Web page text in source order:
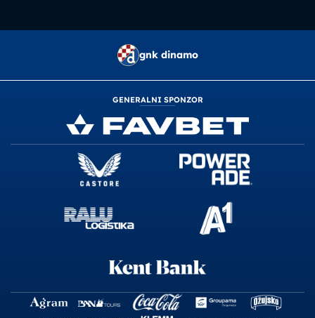
gnk dinamo
GENERALNI SPONZOR